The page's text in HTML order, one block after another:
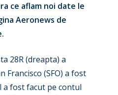
ce aflam noi date le
Aeronews de
28R (dreapta) a
Francisco (SFO) ‎a fost
a fost facut pe contul